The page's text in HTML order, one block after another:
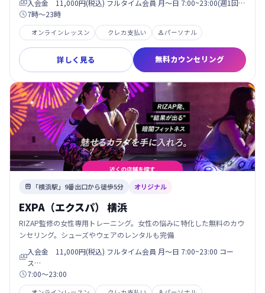
入会金 11,000円(税込) フルタイム会員 月〜日 7:00~23:00(週1回…
7時〜23時
オンラインレッスン クレカ支払い パーソナル
詳しく見る 無料カウンセリング
 「横浜駅」9番出口から徒歩5分 オリジナル
EXPA（エクスパ） 横浜
RIZAP監修の女性専用トレーニング。女性の悩みに特化した無料のカウ
ンセリング。シューズやウェアのレンタルも完備

入会金 11,000円(税込) フルタイム会員 月〜日 7:00~23:00 コー
ス…
7:00〜23:00